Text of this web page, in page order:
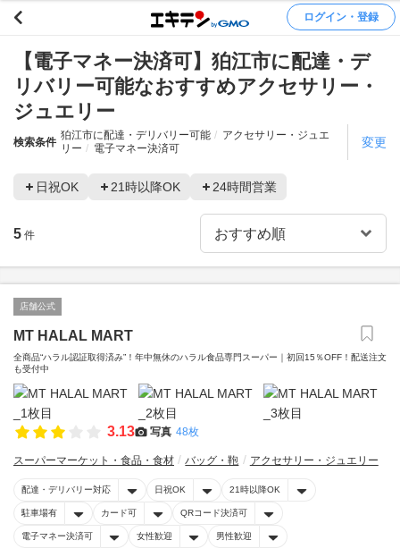
ログイン・登録
【電子マネー決済可】狛江市に配達・デ
リバリー可能なおすすめアクセサリー・
ジュエリー
検索条件
狛江市に配達・デリバリー可能
アクセサリー・ジュエ
リー
電子マネー決済可 変更
日祝OK 21時以降OK 24時間営業
5 件
店舗公式
MT HALAL MART
全商品“ハラル認証取得済み”！年中無休のハラル食品専門スーパー｜初回15％OFF！配送注文
も受付中
3.13 写真 48枚
スーパーマーケット・食品・食材 バッグ・鞄 アクセサリー・ジュエリー
配達・デリバリー対応 日祝OK 21時以降OK
駐車場有 カード可 QRコード決済可
電子マネー決済可 女性歓迎 男性歓迎